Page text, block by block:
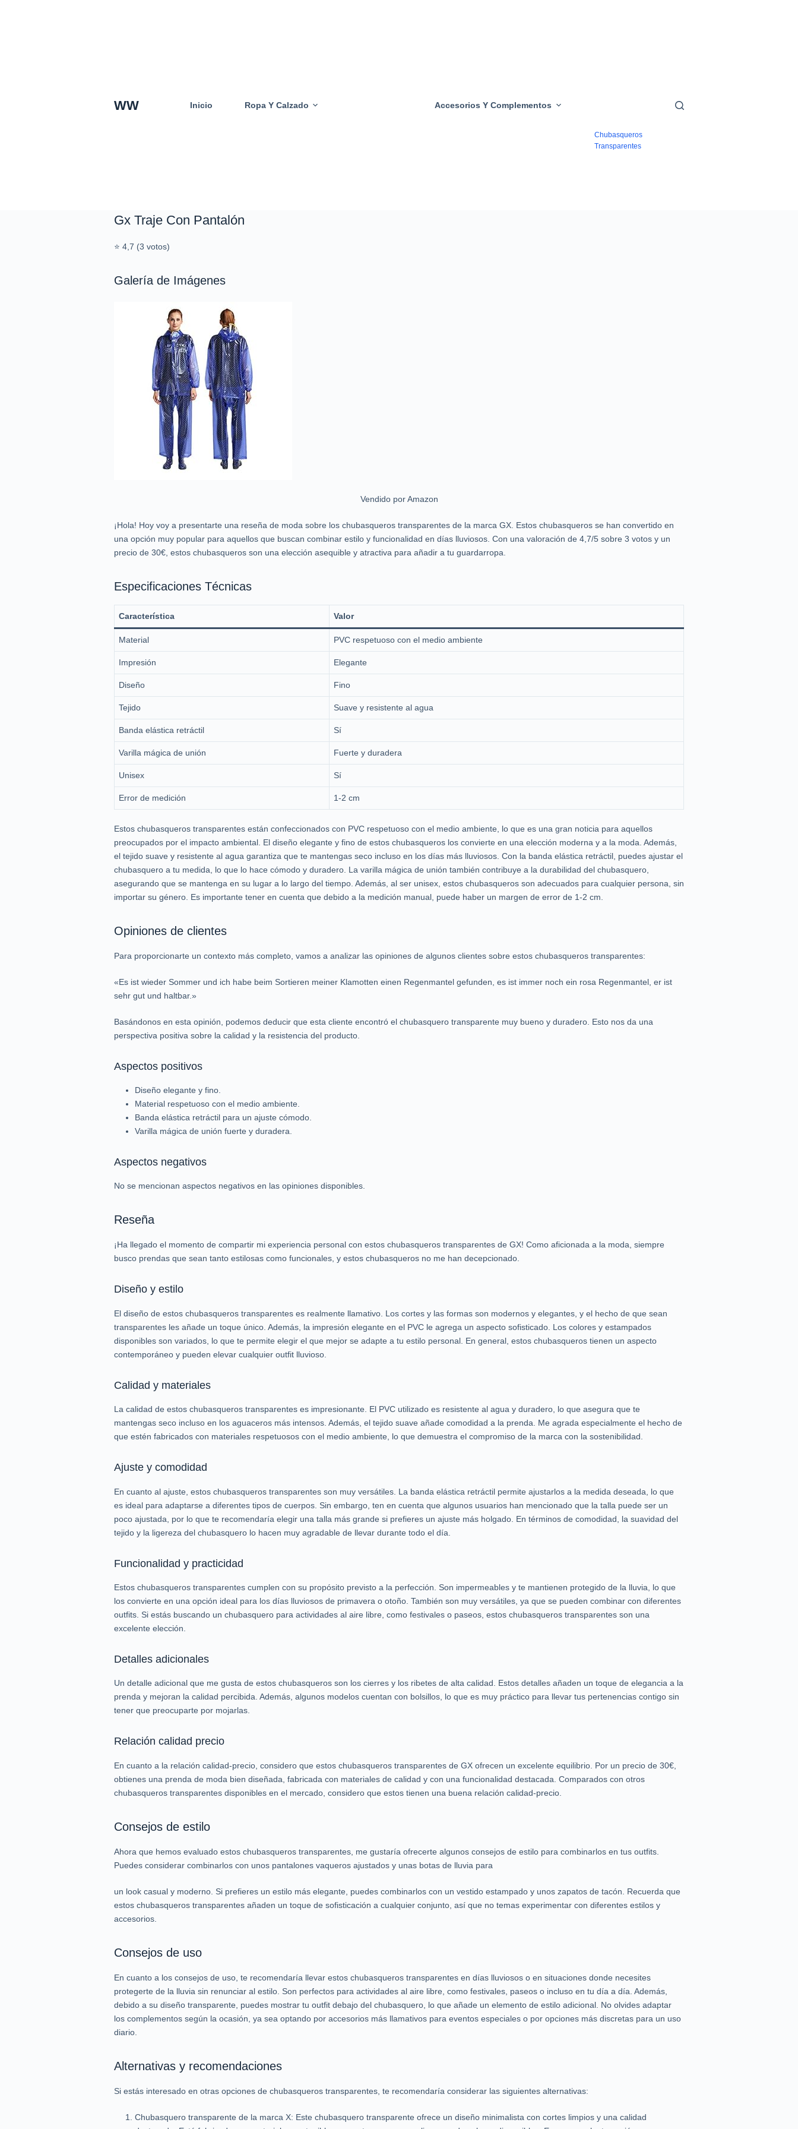
WW Inicio Ropa Y Calzado Accesorios Y Complementos
Chubasqueros
Transparentes
Gx Traje Con Pantalón
⭐ 4,7 (3 votos)
Galería de Imágenes
Vendido por Amazon
¡Hola! Hoy voy a presentarte una reseña de moda sobre los chubasqueros transparentes de la marca GX. Estos chubasqueros se han convertido en
una opción muy popular para aquellos que buscan combinar estilo y funcionalidad en días lluviosos. Con una valoración de 4,7/5 sobre 3 votos y un
precio de 30€, estos chubasqueros son una elección asequible y atractiva para añadir a tu guardarropa.
Especificaciones Técnicas
Característica Valor
Material PVC respetuoso con el medio ambiente
Impresión Elegante
Diseño Fino
Tejido Suave y resistente al agua
Banda elástica retráctil Sí
Varilla mágica de unión Fuerte y duradera
Unisex Sí
Error de medición 1-2 cm
Estos chubasqueros transparentes están confeccionados con PVC respetuoso con el medio ambiente, lo que es una gran noticia para aquellos
preocupados por el impacto ambiental. El diseño elegante y fino de estos chubasqueros los convierte en una elección moderna y a la moda. Además,
el tejido suave y resistente al agua garantiza que te mantengas seco incluso en los días más lluviosos. Con la banda elástica retráctil, puedes ajustar el
chubasquero a tu medida, lo que lo hace cómodo y duradero. La varilla mágica de unión también contribuye a la durabilidad del chubasquero,
asegurando que se mantenga en su lugar a lo largo del tiempo. Además, al ser unisex, estos chubasqueros son adecuados para cualquier persona, sin
importar su género. Es importante tener en cuenta que debido a la medición manual, puede haber un margen de error de 1-2 cm.
Opiniones de clientes
Para proporcionarte un contexto más completo, vamos a analizar las opiniones de algunos clientes sobre estos chubasqueros transparentes:
«Es ist wieder Sommer und ich habe beim Sortieren meiner Klamotten einen Regenmantel gefunden, es ist immer noch ein rosa Regenmantel, er ist
sehr gut und haltbar.»
Basándonos en esta opinión, podemos deducir que esta cliente encontró el chubasquero transparente muy bueno y duradero. Esto nos da una
perspectiva positiva sobre la calidad y la resistencia del producto.
Aspectos positivos
Diseño elegante y fino.
Material respetuoso con el medio ambiente.
Banda elástica retráctil para un ajuste cómodo.
Varilla mágica de unión fuerte y duradera.
Aspectos negativos
No se mencionan aspectos negativos en las opiniones disponibles.
Reseña
¡Ha llegado el momento de compartir mi experiencia personal con estos chubasqueros transparentes de GX! Como aficionada a la moda, siempre
busco prendas que sean tanto estilosas como funcionales, y estos chubasqueros no me han decepcionado.
Diseño y estilo
El diseño de estos chubasqueros transparentes es realmente llamativo. Los cortes y las formas son modernos y elegantes, y el hecho de que sean
transparentes les añade un toque único. Además, la impresión elegante en el PVC le agrega un aspecto sofisticado. Los colores y estampados
disponibles son variados, lo que te permite elegir el que mejor se adapte a tu estilo personal. En general, estos chubasqueros tienen un aspecto
contemporáneo y pueden elevar cualquier outfit lluvioso.
Calidad y materiales
La calidad de estos chubasqueros transparentes es impresionante. El PVC utilizado es resistente al agua y duradero, lo que asegura que te
mantengas seco incluso en los aguaceros más intensos. Además, el tejido suave añade comodidad a la prenda. Me agrada especialmente el hecho de
que estén fabricados con materiales respetuosos con el medio ambiente, lo que demuestra el compromiso de la marca con la sostenibilidad.
Ajuste y comodidad
En cuanto al ajuste, estos chubasqueros transparentes son muy versátiles. La banda elástica retráctil permite ajustarlos a la medida deseada, lo que
es ideal para adaptarse a diferentes tipos de cuerpos. Sin embargo, ten en cuenta que algunos usuarios han mencionado que la talla puede ser un
poco ajustada, por lo que te recomendaría elegir una talla más grande si prefieres un ajuste más holgado. En términos de comodidad, la suavidad del
tejido y la ligereza del chubasquero lo hacen muy agradable de llevar durante todo el día.
Funcionalidad y practicidad
Estos chubasqueros transparentes cumplen con su propósito previsto a la perfección. Son impermeables y te mantienen protegido de la lluvia, lo que
los convierte en una opción ideal para los días lluviosos de primavera o otoño. También son muy versátiles, ya que se pueden combinar con diferentes
outfits. Si estás buscando un chubasquero para actividades al aire libre, como festivales o paseos, estos chubasqueros transparentes son una
excelente elección.
Detalles adicionales
Un detalle adicional que me gusta de estos chubasqueros son los cierres y los ribetes de alta calidad. Estos detalles añaden un toque de elegancia a la
prenda y mejoran la calidad percibida. Además, algunos modelos cuentan con bolsillos, lo que es muy práctico para llevar tus pertenencias contigo sin
tener que preocuparte por mojarlas.
Relación calidad precio
En cuanto a la relación calidad-precio, considero que estos chubasqueros transparentes de GX ofrecen un excelente equilibrio. Por un precio de 30€,
obtienes una prenda de moda bien diseñada, fabricada con materiales de calidad y con una funcionalidad destacada. Comparados con otros
chubasqueros transparentes disponibles en el mercado, considero que estos tienen una buena relación calidad-precio.
Consejos de estilo
Ahora que hemos evaluado estos chubasqueros transparentes, me gustaría ofrecerte algunos consejos de estilo para combinarlos en tus outfits.
Puedes considerar combinarlos con unos pantalones vaqueros ajustados y unas botas de lluvia para
un look casual y moderno. Si prefieres un estilo más elegante, puedes combinarlos con un vestido estampado y unos zapatos de tacón. Recuerda que
estos chubasqueros transparentes añaden un toque de sofisticación a cualquier conjunto, así que no temas experimentar con diferentes estilos y
accesorios.
Consejos de uso
En cuanto a los consejos de uso, te recomendaría llevar estos chubasqueros transparentes en días lluviosos o en situaciones donde necesites
protegerte de la lluvia sin renunciar al estilo. Son perfectos para actividades al aire libre, como festivales, paseos o incluso en tu día a día. Además,
debido a su diseño transparente, puedes mostrar tu outfit debajo del chubasquero, lo que añade un elemento de estilo adicional. No olvides adaptar
los complementos según la ocasión, ya sea optando por accesorios más llamativos para eventos especiales o por opciones más discretas para un uso
diario.
Alternativas y recomendaciones
Si estás interesado en otras opciones de chubasqueros transparentes, te recomendaría considerar las siguientes alternativas:
Chubasquero transparente de la marca X: Este chubasquero transparente ofrece un diseño minimalista con cortes limpios y una calidad